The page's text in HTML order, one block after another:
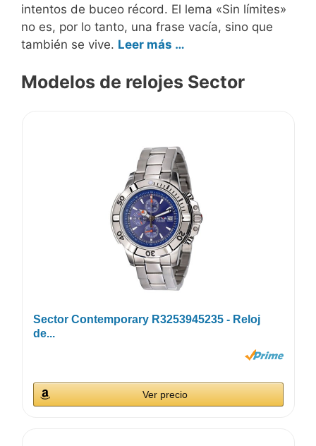
intentos de buceo récord. El lema «Sin límites»
no es, por lo tanto, una frase vacía, sino que
también se vive. Leer más …
Modelos de relojes Sector
Sector Contemporary R3253945235 - Reloj
de...
Ver precio